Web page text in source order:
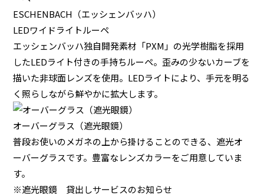
ESCHENBACH（エッシェンバッハ）
LEDワイドライトルーペ
エッシェンバッハ独自開発素材「PXM」の光学樹脂を採用
したLEDライト付きの手持ちルーペ。歪みの少ないカーブを
描いた非球面レンズを使用。LEDライトにより、手元を明る
く照らしながら鮮やかに拡大します。
オーバーグラス（遮光眼鏡）
普段お使いのメガネの上から掛けることのできる、遮光オ
ーバーグラスです。豊富なレンズカラーをご用意していま
す。
※遮光眼鏡 貸出しサービスのお知らせ